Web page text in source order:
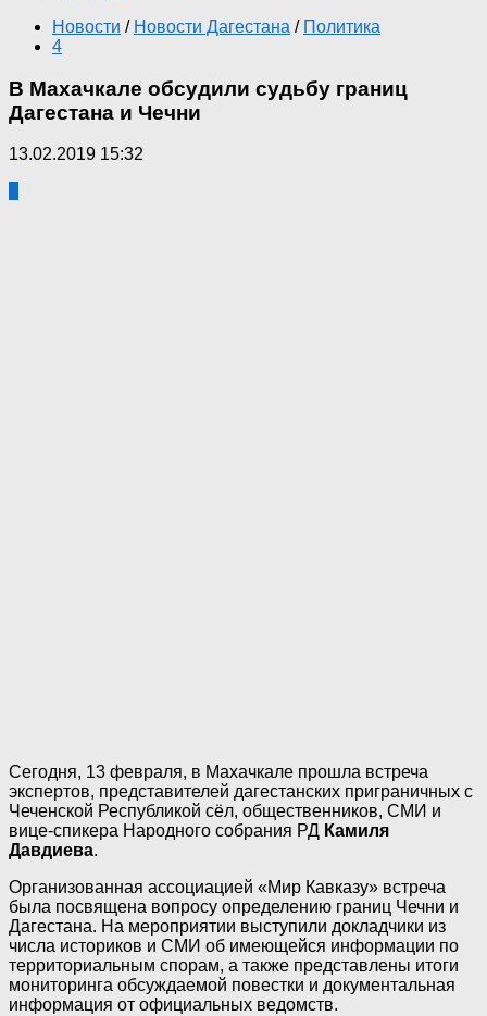
Новости / Новости Дагестана / Политика
4
В Махачкале обсудили судьбу границ
Дагестана и Чечни
13.02.2019 15:32
Сегодня, 13 февраля, в Махачкале прошла встреча
экспертов, представителей дагестанских приграничных с
Чеченской Республикой сёл, общественников, СМИ и
вице-спикера Народного собрания РД Камиля
Давдиева.
Организованная ассоциацией «Мир Кавказу» встреча
была посвящена вопросу определению границ Чечни и
Дагестана. На мероприятии выступили докладчики из
числа историков и СМИ об имеющейся информации по
территориальным спорам, а также представлены итоги
мониторинга обсуждаемой повестки и документальная
информация от официальных ведомств.